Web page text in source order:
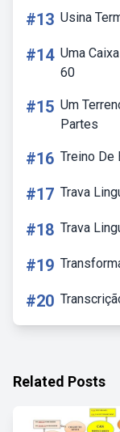
#13 Usina
#14 Uma
60
#15 Um
Partes
#16 Treino De
#17 Trava
#18 Trava
#19
#20
Related Posts